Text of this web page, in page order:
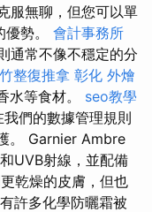
服無聊，但您可以單
勢。 會計事務所
通常不像不穩定的分
整復推拿 彰化 外燴
水等食材。 seo教學
我們的數據管理規則
。 Garnier Ambre
UVB射線，並配備
乾燥的皮膚，但也
許多化學防曬霜被